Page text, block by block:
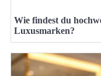
Wie findest du
Luxusmarken?